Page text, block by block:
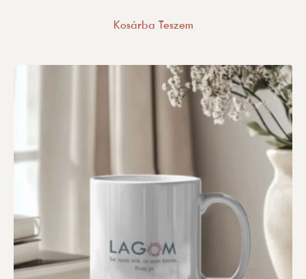
Kosárba Teszem